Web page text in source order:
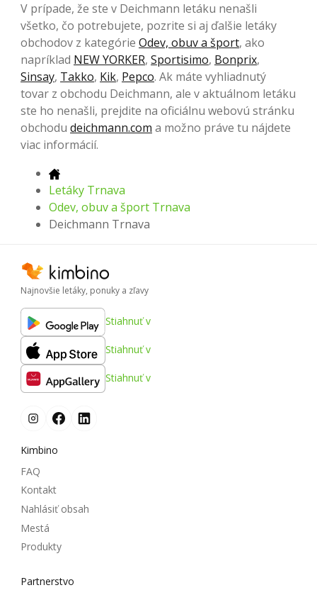
V prípade, že ste v Deichmann letáku nenašli
všetko, čo potrebujete, pozrite si aj ďalšie letáky
obchodov z kategórie Odev, obuv a šport, ako
napríklad NEW YORKER, Sportisimo, Bonprix,
Sinsay, Takko, Kik, Pepco. Ak máte vyhliadnutý
tovar z obchodu Deichmann, ale v aktuálnom letáku
ste ho nenašli, prejdite na oficiálnu webovú stránku
obchodu deichmann.com a možno práve tu nájdete
viac informácií.
Letáky Trnava
Odev, obuv a šport Trnava
Deichmann Trnava
Najnovšie letáky, ponuky a zľavy
Stiahnuť v
Stiahnuť v
Stiahnuť v
Kimbino
FAQ
Kontakt
Nahlásiť obsah
Mestá
Produkty
Partnerstvo